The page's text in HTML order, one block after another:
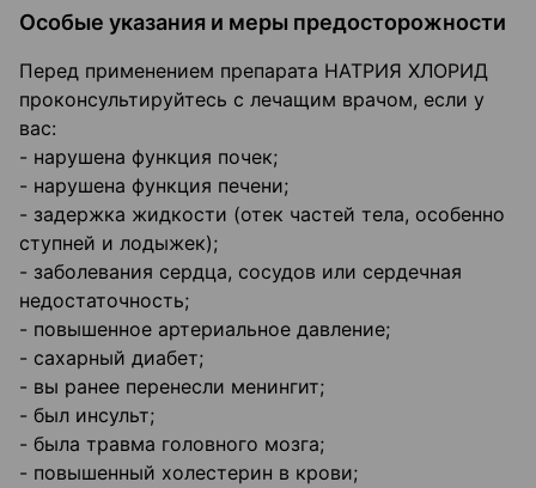
Особые указания и меры предосторожности
Перед применением препарата НАТРИЯ ХЛОРИД
проконсультируйтесь с лечащим врачом, если у
вас:
- нарушена функция почек;
- нарушена функция печени;
- задержка жидкости (отек частей тела, особенно
ступней и лодыжек);
- заболевания сердца, сосудов или сердечная
недостаточность;
- повышенное артериальное давление;
- сахарный диабет;
- вы ранее перенесли менингит;
- был инсульт;
- была травма головного мозга;
- повышенный холестерин в крови;